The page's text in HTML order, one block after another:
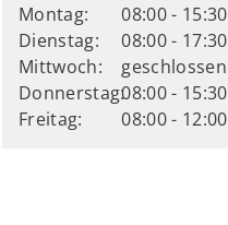
Montag:
08:00 - 15:30
Dienstag:
08:00 - 17:30
Mittwoch:
geschlossen
Donnerstag:08:00 - 15:30
Freitag:
08:00 - 12:00